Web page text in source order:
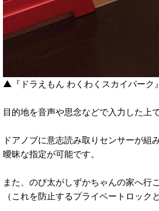
▲『ドラえもん わくわくスカイパーク
目的地を音声や思念などで入力した上
ドアノブに意志読み取りセンサーが組
曖昧な指定が可能です。
また、のび太がしずかちゃんの家へ行
（これを防止するプライベートロック